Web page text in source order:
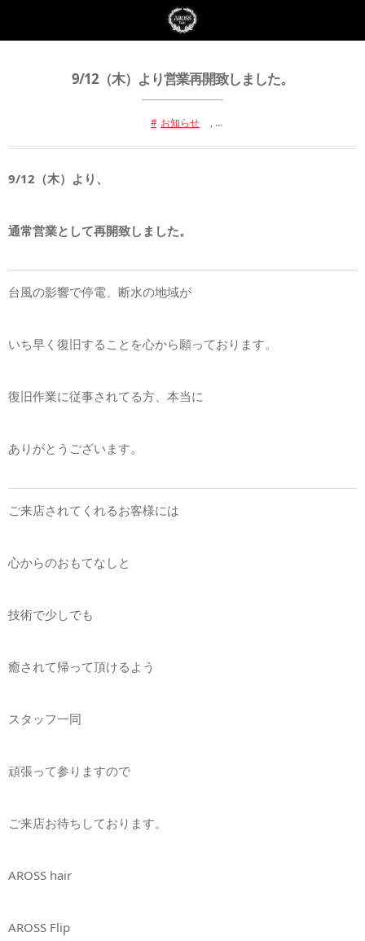
9/12（木）より営業再開致しました。
お知らせ , …
9/12（木）より、
通常営業として再開致しました。
台風の影響で停電、断水の地域が
いち早く復旧することを心から願っております。
復旧作業に従事されてる方、本当に
ありがとうございます。
ご来店されてくれるお客様には
心からのおもてなしと
技術で少しでも
癒されて帰って頂けるよう
スタッフ一同
頑張って参りますので
ご来店お待ちしております。
AROSS hair
AROSS Flip